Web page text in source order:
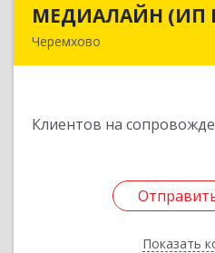
МЕДИАЛАЙН (ИП
Черемхово
Клиентов на
Показать
МЕДИАЛАЙН